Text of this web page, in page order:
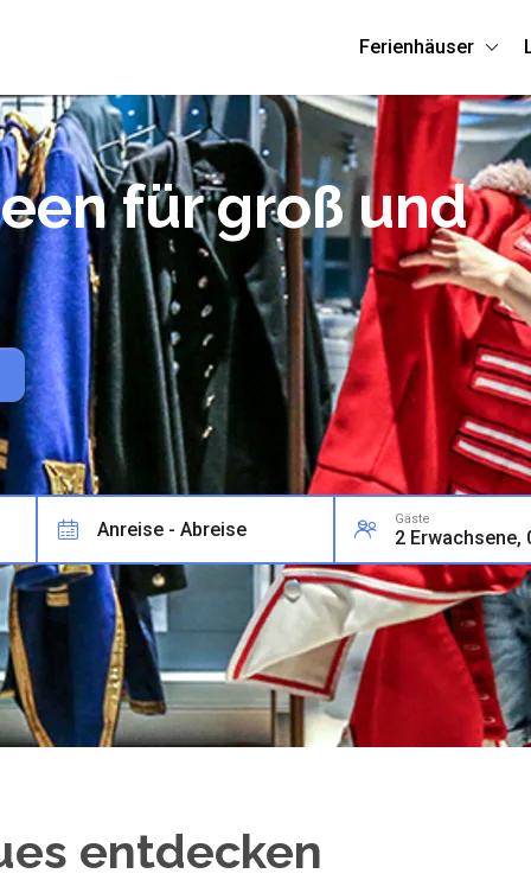
Ferienhäuser
für groß und
Anreise - Abreise Gäste
entdecken